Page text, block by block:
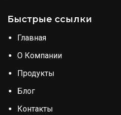
Быстрые ссылки
Главная
О Компании
Продукты
Блог
Контакты